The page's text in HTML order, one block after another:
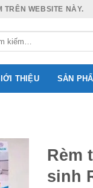
TRÊN WEBSITE NÀY.
THIỆU SẢN
Rèm
sinh